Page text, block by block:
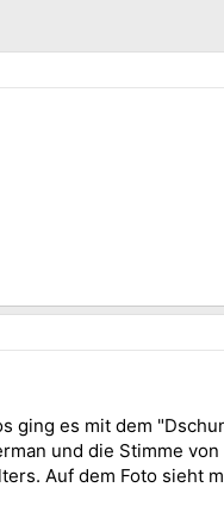
ging es mit dem
und die Stimme
Auf dem Foto sieht